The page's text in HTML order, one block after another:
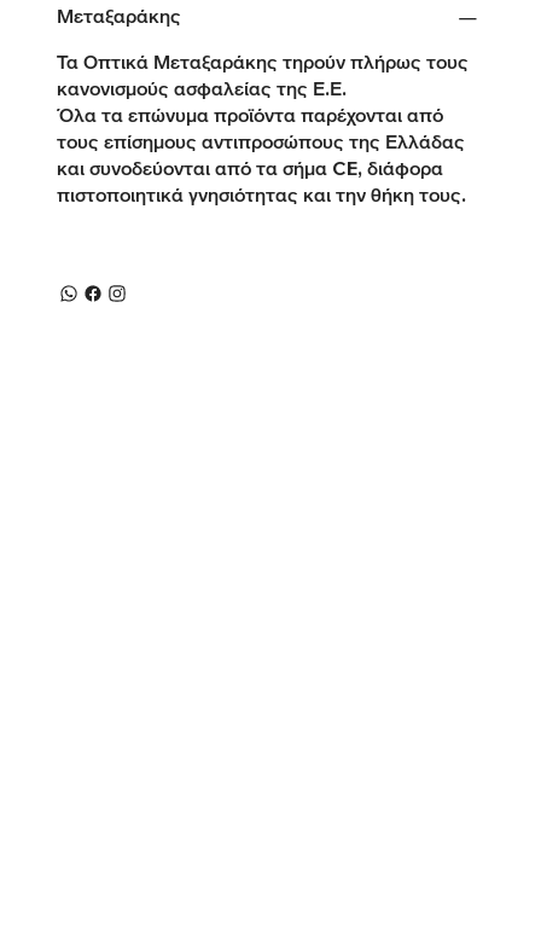
Μεταξαράκης
Τα Οπτικά Μεταξαράκης τηρούν πλήρως τους
κανονισμούς ασφαλείας της Ε.Ε.
Όλα τα επώνυμα προϊόντα παρέχονται από
τους επίσημους αντιπροσώπους της Ελλάδας
και συνοδεύονται από τα σήμα CE, διάφορα
πιστοποιητικά γνησιότητας και την θήκη τους.